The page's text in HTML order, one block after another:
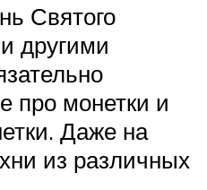
Святого
другими
про монетки и
Даже на
из различных